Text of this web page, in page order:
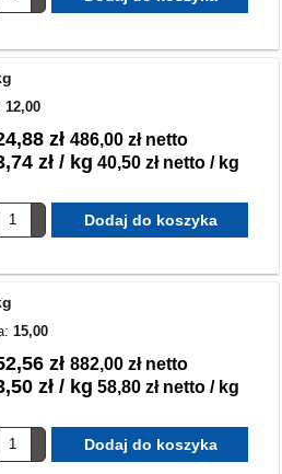
12,00
zł 486,00 zł netto
zł / kg 40,50 zł netto / kg
15,00
zł 882,00 zł netto
zł / kg 58,80 zł netto / kg